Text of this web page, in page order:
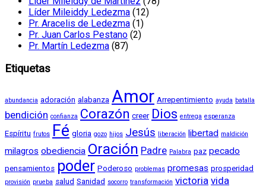
Líder Mileiddy Ledezma (12)
Pr. Aracelis de Ledezma (1)
Pr. Juan Carlos Pestano (2)
Pr. Martín Ledezma (87)
Etiquetas
abundancia adoración alabanza Amor Arrepentimiento ayuda batalla
bendición confianza Corazón creer Dios entrega esperanza
Espíritu frutos Fé gloria gozo hijos Jesús liberación libertad maldición
milagros obediencia Oración Padre Palabra paz pecado
pensamientos poder Poderoso problemas promesas prosperidad
provisión prueba salud Sanidad socorro transformación victoria vida